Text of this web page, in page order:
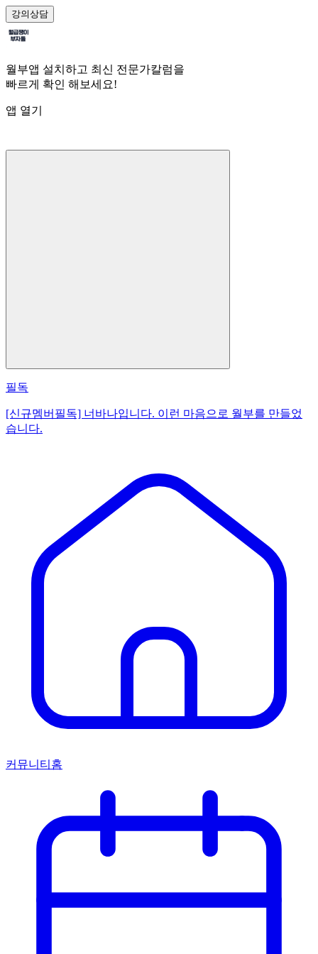
강의상담
월부앱 설치하고 최신 전문가칼럼을
빠르게 확인 해보세요!
앱 열기
필독
[신규멤버필독] 너바나입니다. 이런 마음으로 월부를 만들었
습니다.
커뮤니티홈